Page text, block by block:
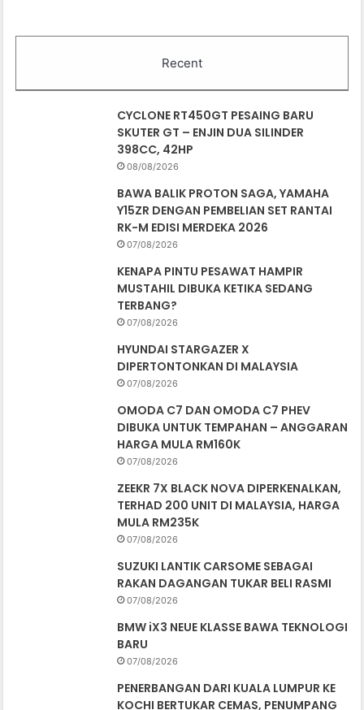
Recent
CYCLONE RT450GT PESAING BARU
SKUTER GT – ENJIN DUA SILINDER
398CC, 42HP
08/08/2026
BAWA BALIK PROTON SAGA, YAMAHA
Y15ZR DENGAN PEMBELIAN SET RANTAI
RK-M EDISI MERDEKA 2026
07/08/2026
KENAPA PINTU PESAWAT HAMPIR
MUSTAHIL DIBUKA KETIKA SEDANG
TERBANG?
07/08/2026
HYUNDAI STARGAZER X
DIPERTONTONKAN DI MALAYSIA
07/08/2026
OMODA C7 DAN OMODA C7 PHEV
DIBUKA UNTUK TEMPAHAN – ANGGARAN
HARGA MULA RM160K
07/08/2026
ZEEKR 7X BLACK NOVA DIPERKENALKAN,
TERHAD 200 UNIT DI MALAYSIA, HARGA
MULA RM235K
07/08/2026
SUZUKI LANTIK CARSOME SEBAGAI
RAKAN DAGANGAN TUKAR BELI RASMI
07/08/2026
BMW iX3 NEUE KLASSE BAWA TEKNOLOGI
BARU
07/08/2026
PENERBANGAN DARI KUALA LUMPUR KE
KOCHI BERTUKAR CEMAS, PENUMPANG